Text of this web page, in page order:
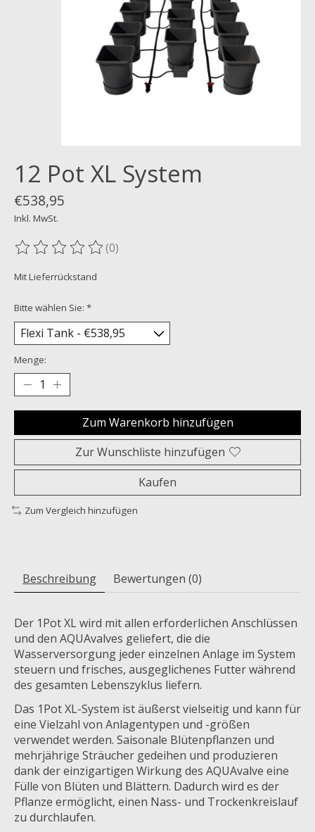
12 Pot XL System
€538,95
Inkl. MwSt.
Die Bewertung dieses Produkts ist
(0)
Mit Lieferrückstand
Bitte wählen Sie: *
Menge:
Zum Warenkorb hinzufügen
Zur Wunschliste hinzufügen
Kaufen
Zum Vergleich hinzufügen
Beschreibung Bewertungen (0)
Der 1Pot XL wird mit allen erforderlichen Anschlüssen
und den AQUAvalves geliefert, die die
Wasserversorgung jeder einzelnen Anlage im System
steuern und frisches, ausgeglichenes Futter während
des gesamten Lebenszyklus liefern.
Das 1Pot XL-System ist äußerst vielseitig und kann für
eine Vielzahl von Anlagentypen und -größen
verwendet werden. Saisonale Blütenpflanzen und
mehrjährige Sträucher gedeihen und produzieren
dank der einzigartigen Wirkung des AQUAvalve eine
Fülle von Blüten und Blättern. Dadurch wird es der
Pflanze ermöglicht, einen Nass- und Trockenkreislauf
zu durchlaufen.